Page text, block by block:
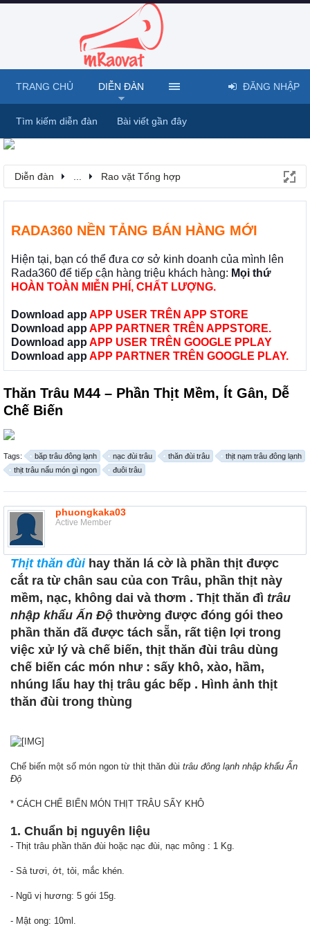
Diễn đàn Rao vặt Tổng hợp
RADA360 NỀN TẢNG BÁN HÀNG MỚI
Hiện tại, bạn có thể đưa cơ sở kinh doanh của mình lên
Rada360 để tiếp cận hàng triệu khách hàng: Mọi thứ
HOÀN TOÀN MIỄN PHÍ, CHẤT LƯỢNG.
Download app APP USER TRÊN APP STORE
Download app APP PARTNER TRÊN APPSTORE.
Download app APP USER TRÊN GOOGLE PPLAY
Download app APP PARTNER TRÊN GOOGLE PLAY.
Thăn Trâu M44 – Phần Thịt Mềm, Ít Gân, Dễ
Chế Biến
Tags: băp trâu đông lạnh nạc đùi trâu thăn đùi trâu
thịt nạm trâu đông lạnh
thịt trâu nấu món gì ngon
đuôi trâu
phuongkaka03
Active Member
Thịt thăn đùihay thăn lá cờ là phần thịt được
cắt ra từ chân sau của con Trâu, phần thịt này
mềm, nạc, không dai và thơm . Thịt thăn đì trâu
nhập khẩu Ấn Độ thường được đóng gói theo
phần thăn đã được tách sẵn, rất tiện lợi trong
việc xử lý và chế biến, thịt thăn đùi trâu dùng
chế biến các món như : sấy khô, xào, hầm,
nhúng lẩu hay thị trâu gác bếp . Hình ảnh thịt
thăn đùi trong thùng
Chế biến một số món ngon từ thịt thăn đùi trâu đông lạnh nhập khẩu Ấn
Độ
* CÁCH CHẾ BIẾN MÓN THỊT TRÂU SẤY KHÔ
1. Chuẩn bị nguyên liệu
- Thịt trâu phần thăn đùi hoặc nạc đùi, nạc mông : 1 Kg.
- Sả tươi, ớt, tỏi, mắc khén.
- Ngũ vị hương: 5 gói 15g.
- Mật ong: 10ml.
TRANG CHỦ DIỄN ĐÀN
Tìm kiếm diễn đàn Bài viết gần đây
ĐĂNG NHẬP